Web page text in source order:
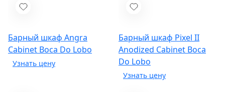
Барный шкаф Аngra
Cabinet Boca Do Lobo
Барный шкаф Pixel II
Anodized Cabinet Boca
Do Lobo